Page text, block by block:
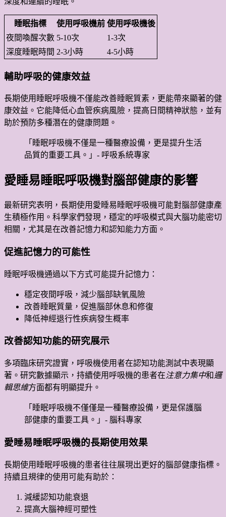
睡眠指標 使用呼吸機前 使用呼吸機後
夜間喚醒次數 5-10次
1-3次
深度睡眠時間 2-3小時 4-5小時
輔助呼吸的健康效益
長期使用睡眠呼吸機不僅能改善睡眠質素，更能帶來顯著的健
康效益。它能降低心血管疾病風險，提高日間精神狀態，並有
助於預防多種潛在的健康問題。
「睡眠呼吸機不僅是一種醫療設備，更是提升生活
品質的重要工具。」- 呼吸系統專家
愛睡易睡眠呼吸機對腦部健康的影響
最新研究表明，長期使用愛睡易睡眠呼吸機可能對腦部健康產
生積極作用。科學家們發現，穩定的呼吸模式與大腦功能密切
相關，尤其是在改善記憶力和認知能力方面。
促進記憶力的可能性
睡眠呼吸機通過以下方式可能提升記憶力：
穩定夜間呼吸，減少腦部缺氧風險
改善睡眠質量，促進腦部休息和修復
降低神經退行性疾病發生概率
改善認知功能的研究展示
多項臨床研究證實，呼吸機使用者在認知功能測試中表現顯
著。研究數據顯示，持續使用呼吸機的患者在注意力集中和 邏
輯思維方面都有明顯提升。
「睡眠呼吸機不僅僅是一種醫療設備，更是保護腦
部健康的重要工具。」- 腦科專家
愛睡易睡眠呼吸機的長期使用效果
長期使用睡眠呼吸機的患者往往展現出更好的腦部健康指標。
持續且規律的使用可能有助於：
減緩認知功能衰退
提高大腦神經可塑性